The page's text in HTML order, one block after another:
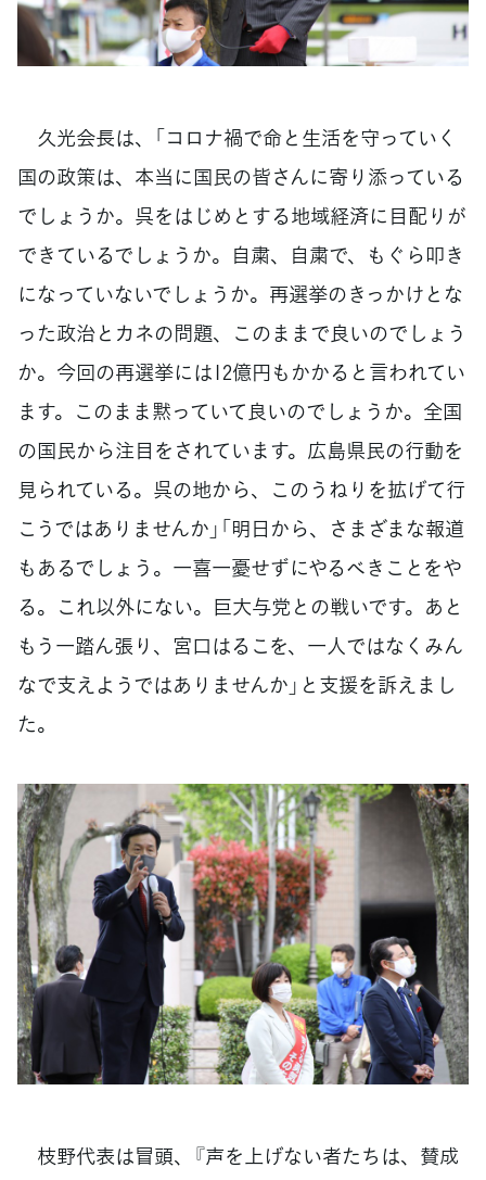
久光会長は、「コロナ禍で命と生活を守っていく
国の政策は、本当に国民の皆さんに寄り添っている
でしょうか。呉をはじめとする地域経済に目配りが
できているでしょうか。自粛、自粛で、もぐら叩き
になっていないでしょうか。再選挙のきっかけとな
った政治とカネの問題、このままで良いのでしょう
か。今回の再選挙には12億円もかかると言われてい
ます。このまま黙っていて良いのでしょうか。全国
の国民から注目をされています。広島県民の行動を
見られている。呉の地から、このうねりを拡げて行
こうではありませんか」「明日から、さまざまな報道
もあるでしょう。一喜一憂せずにやるべきことをや
る。これ以外にない。巨大与党との戦いです。あと
もう一踏ん張り、宮口はるこを、一人ではなくみん
なで支えようではありませんか」と支援を訴えまし
た。
枝野代表は冒頭、『声を上げない者たちは、賛成